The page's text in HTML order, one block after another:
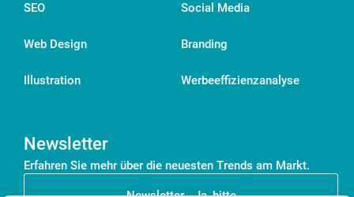
SEO
Web Design
Illustration
Social Media
Branding
Werbeeffizienzanalyse
Newsletter
Erfahren Sie mehr über die neuesten Trends am Markt.